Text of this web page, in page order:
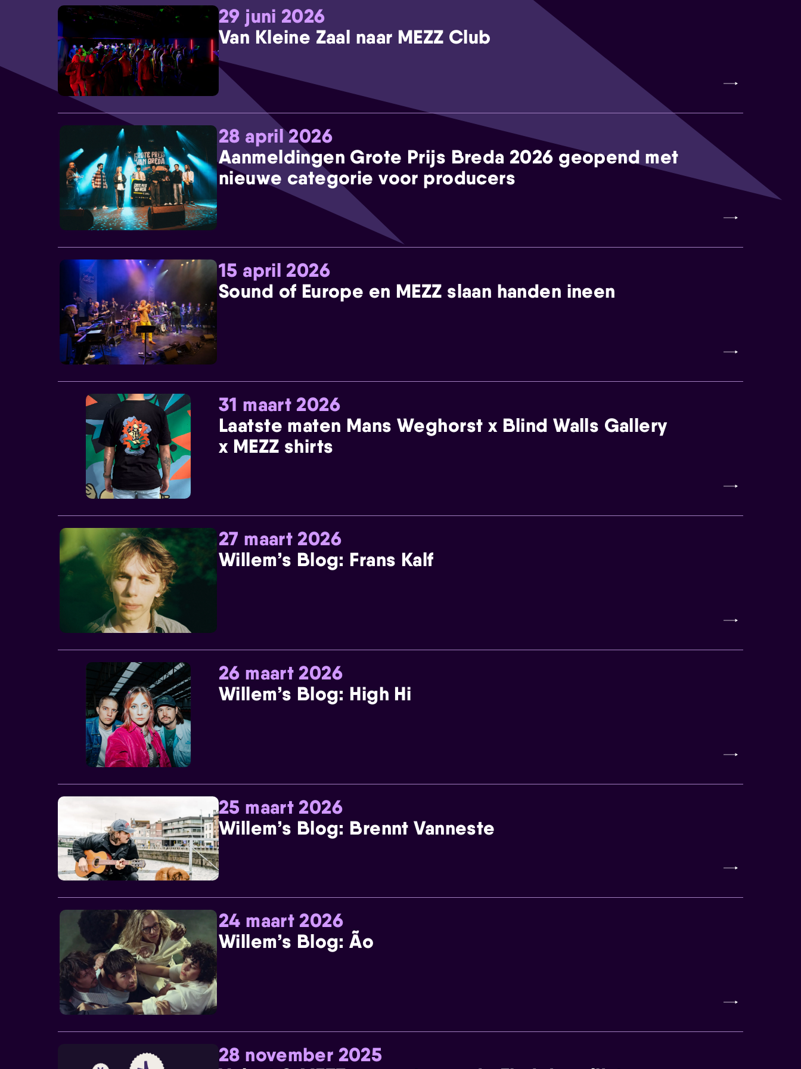
29 juni 2026
Van Kleine Zaal naar MEZZ Club
28 april 2026
Aanmeldingen Grote Prijs Breda 2026 geopend met
nieuwe categorie voor producers
15 april 2026
Sound of Europe en MEZZ slaan handen ineen
31 maart 2026
Laatste maten Mans Weghorst x Blind Walls Gallery
x MEZZ shirts
27 maart 2026
Willem’s Blog: Frans Kalf
26 maart 2026
Willem’s Blog: High Hi
25 maart 2026
Willem’s Blog: Brennt Vanneste
24 maart 2026
Willem’s Blog: Ão
28 november 2025